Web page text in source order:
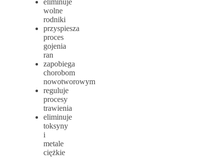
wolne
rodniki
przyspiesza
proces
gojenia
ran
zapobiega
chorobom
nowotworowym
reguluje
procesy
trawienia
eliminuje
toksyny
i
metale
ciężkie